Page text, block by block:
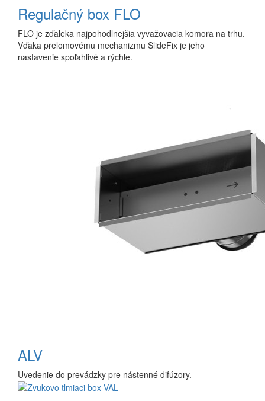
Regulačný box FLO
FLO je zďaleka najpohodlnejšia vyvažovacia komora na trhu.
Vďaka prelomovému mechanizmu SlideFix je jeho
nastavenie spoľahlivé a rýchle.
ALV
Uvedenie do prevádzky pre nástenné difúzory.